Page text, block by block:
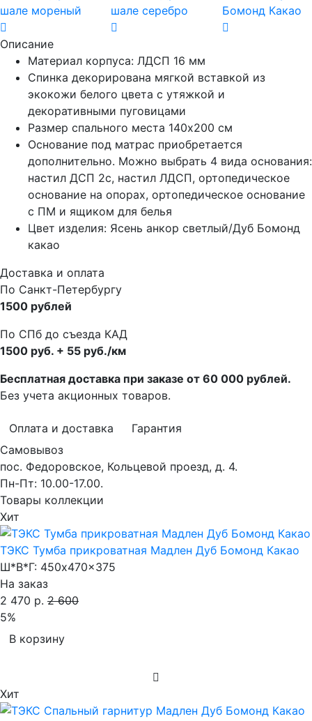
Описание
Материал корпуса: ЛДСП 16 мм
Спинка декорирована мягкой вставкой из
экокожи белого цвета с утяжкой и
декоративными пуговицами
Размер спального места 140х200 см
Основание под матрас приобретается
дополнительно. Можно выбрать 4 вида основания:
настил ДСП 2с, настил ЛДСП, ортопедическое
основание на опорах, ортопедическое основание
с ПМ и ящиком для белья
Цвет изделия: Ясень анкор светлый/Дуб Бомонд
какао
Доставка и оплата
По Санкт-Петербургу
1500 рублей
По СПб до съезда КАД
1500 руб. + 55 руб./км
Бесплатная доставка при заказе от 60 000 рублей.
Без учета акционных товаров.
Оплата и доставка
Гарантия
Самовывоз
пос. Федоровское, Кольцевой проезд, д. 4.
Пн-Пт: 10.00-17.00.
Товары коллекции
Хит
ТЭКС Тумба прикроватная Мадлен Дуб Бомонд Какао
Ш*В*Г: 450x470x375
На заказ
2 470 р. 2 600
5%
В корзину
Хит